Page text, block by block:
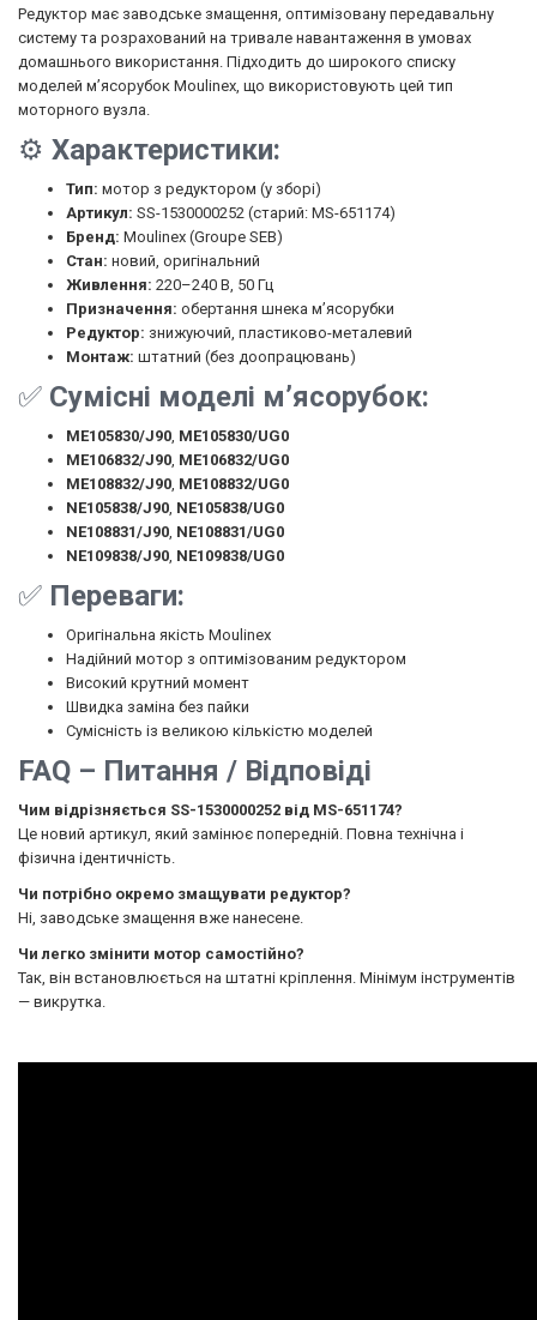
Редуктор має заводське змащення, оптимізовану передавальну
систему та розрахований на тривале навантаження в умовах
домашнього використання. Підходить до широкого списку
моделей м’ясорубок Moulinex, що використовують цей тип
моторного вузла.
⚙️ Характеристики:
Тип: мотор з редуктором (у зборі)
Артикул: SS-1530000252 (старий: MS-651174)
Бренд: Moulinex (Groupe SEB)
Стан: новий, оригінальний
Живлення: 220–240 В, 50 Гц
Призначення: обертання шнека м’ясорубки
Редуктор: знижуючий, пластиково-металевий
Монтаж: штатний (без доопрацювань)
✅ Сумісні моделі м’ясорубок:
ME105830/J90, ME105830/UG0
ME106832/J90, ME106832/UG0
ME108832/J90, ME108832/UG0
NE105838/J90, NE105838/UG0
NE108831/J90, NE108831/UG0
NE109838/J90, NE109838/UG0
✅ Переваги:
Оригінальна якість Moulinex
Надійний мотор з оптимізованим редуктором
Високий крутний момент
Швидка заміна без пайки
Сумісність із великою кількістю моделей
FAQ – Питання / Відповіді
Чим відрізняється SS-1530000252 від MS-651174?
Це новий артикул, який замінює попередній. Повна технічна і
фізична ідентичність.
Чи потрібно окремо змащувати редуктор?
Ні, заводське змащення вже нанесене.
Чи легко змінити мотор самостійно?
Так, він встановлюється на штатні кріплення. Мінімум інструментів
— викрутка.